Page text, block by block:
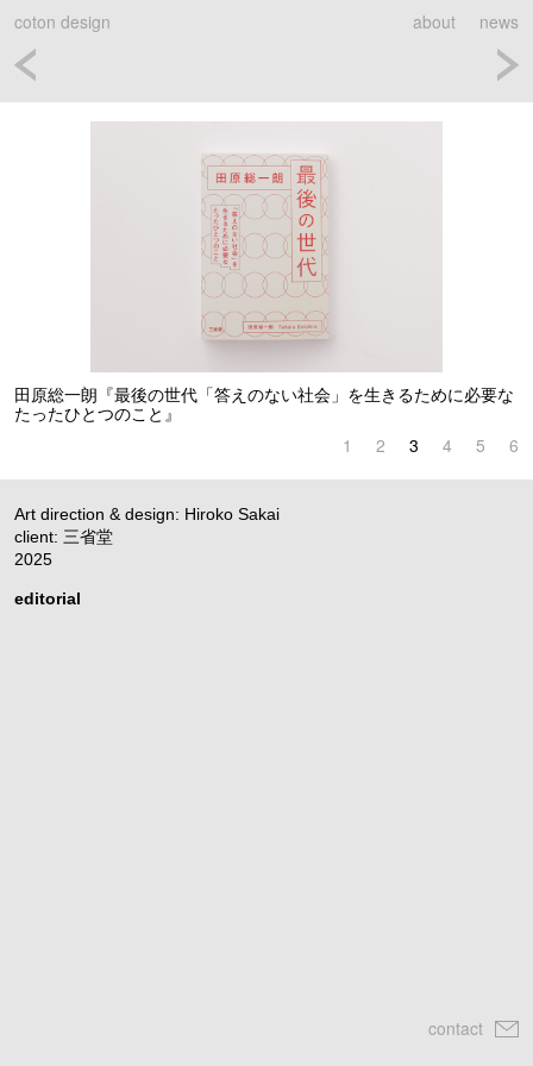
coton design news
about
田原総一朗『最後の世代「答えのない社会」を生きるために必要な
たったひとつのこと』
1 2 3 4 5 6
Art direction & design: Hiroko Sakai
client: 三省堂
2025
editorial
contact